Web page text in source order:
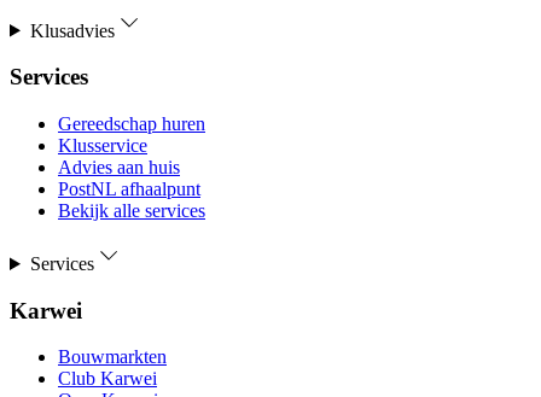
Klusadvies
Services
Gereedschap huren
Klusservice
Advies aan huis
PostNL afhaalpunt
Bekijk alle services
Services
Karwei
Bouwmarkten
Club Karwei